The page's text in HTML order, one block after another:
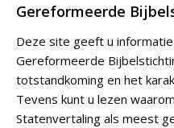
Gereformeerde
Deze site geeft u
Gereformeerde
totstandkoming en het
Tevens kunt u lezen
Statenvertaling als meest